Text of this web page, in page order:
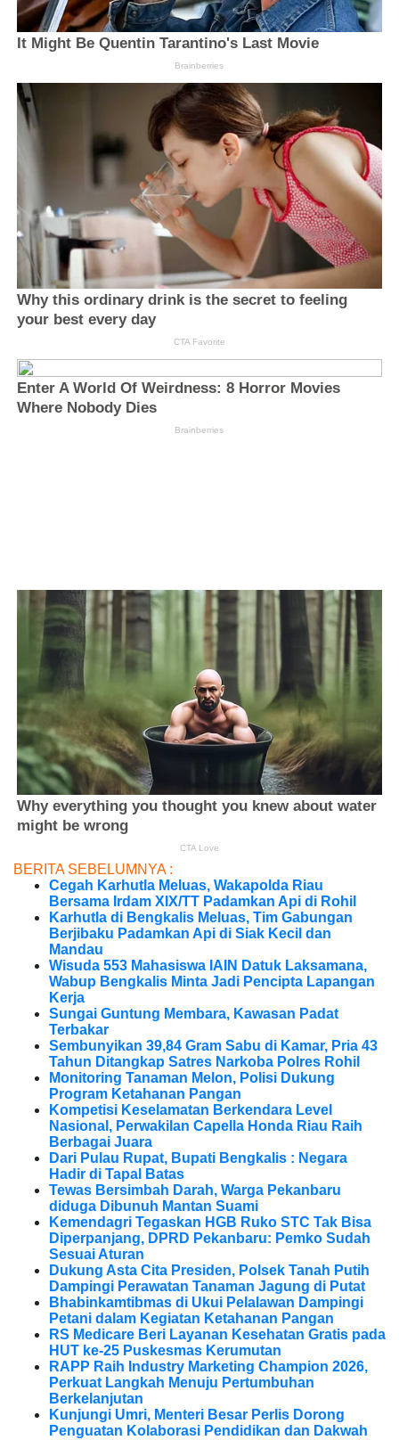
BERITA SEBELUMNYA :
Cegah Karhutla Meluas, Wakapolda Riau
Bersama Irdam XIX/TT Padamkan Api di Rohil
Karhutla di Bengkalis Meluas, Tim Gabungan
Berjibaku Padamkan Api di Siak Kecil dan
Mandau
Wisuda 553 Mahasiswa IAIN Datuk Laksamana,
Wabup Bengkalis Minta Jadi Pencipta Lapangan
Kerja
Sungai Guntung Membara, Kawasan Padat
Terbakar
Sembunyikan 39,84 Gram Sabu di Kamar, Pria 43
Tahun Ditangkap Satres Narkoba Polres Rohil
Monitoring Tanaman Melon, Polisi Dukung
Program Ketahanan Pangan
Kompetisi Keselamatan Berkendara Level
Nasional, Perwakilan Capella Honda Riau Raih
Berbagai Juara
Dari Pulau Rupat, Bupati Bengkalis : Negara
Hadir di Tapal Batas
Tewas Bersimbah Darah, Warga Pekanbaru
diduga Dibunuh Mantan Suami
Kemendagri Tegaskan HGB Ruko STC Tak Bisa
Diperpanjang, DPRD Pekanbaru: Pemko Sudah
Sesuai Aturan
Dukung Asta Cita Presiden, Polsek Tanah Putih
Dampingi Perawatan Tanaman Jagung di Putat
Bhabinkamtibmas di Ukui Pelalawan Dampingi
Petani dalam Kegiatan Ketahanan Pangan
RS Medicare Beri Layanan Kesehatan Gratis pada
HUT ke-25 Puskesmas Kerumutan
RAPP Raih Industry Marketing Champion 2026,
Perkuat Langkah Menuju Pertumbuhan
Berkelanjutan
Kunjungi Umri, Menteri Besar Perlis Dorong
Penguatan Kolaborasi Pendidikan dan Dakwah